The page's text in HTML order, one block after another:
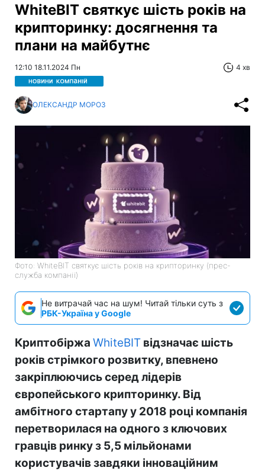
WhiteBIT святкує шість років на
крипторинку: досягнення та
плани на майбутнє
12:10 18.11.2024 Пн 4 хв
ОЛЕКСАНДР МОРОЗ
Фото: WhiteBIT святкує шість років на крипторинку (прес-
служба компанії)
Не витрачай час на шум! Читай тільки суть з
РБК-Україна у Google
Криптобіржа WhiteBIT відзначає шість
років стрімкого розвитку, впевнено
закріплюючись серед лідерів
європейського крипторинку. Від
амбітного стартапу у 2018 році компанія
перетворилася на одного з ключових
гравців ринку з 5,5 мільйонами
користувачів завдяки інноваційним